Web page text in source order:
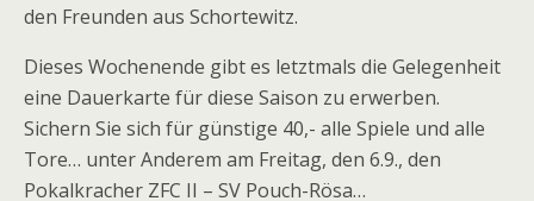
den Freunden aus Schortewitz.
Dieses Wochenende gibt es letztmals die Gelegenheit
eine Dauerkarte für diese Saison zu erwerben.
Sichern Sie sich für günstige 40,- alle Spiele und alle
Tore… unter Anderem am Freitag, den 6.9., den
Pokalkracher ZFC II – SV Pouch-Rösa…